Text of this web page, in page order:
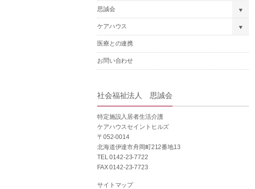
思誠会
ケアハウス
医療との連携
お問い合わせ
社会福祉法人 思誠会
特定施設入居者生活介護
ケアハウスセイントヒルズ
〒052-0014
北海道伊達市舟岡町212番地13
TEL 0142-23-7722
FAX 0142-23-7723
サイトマップ